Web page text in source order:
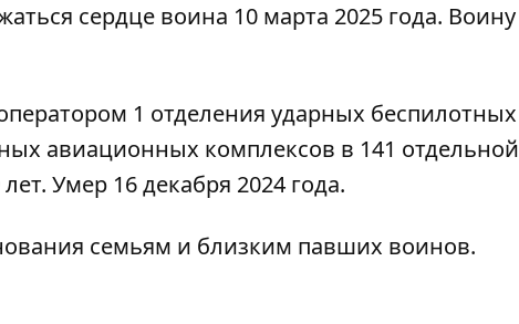
сердце воина 10 марта 2025 года. Воину
1 отделения ударных беспилотных
авиационных комплексов в 141 отдельной
Умер 16 декабря 2024 года.
семьям и близким павших воинов.